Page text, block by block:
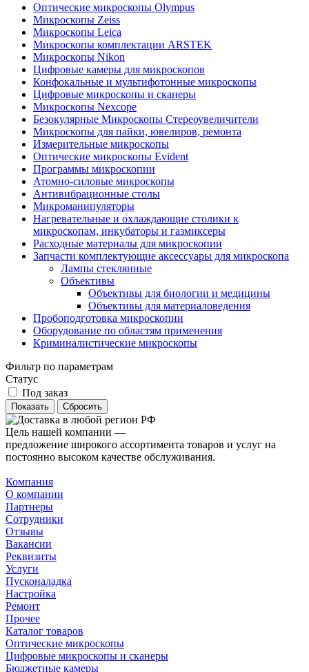
Оптические микроскопы Olympus
Микроскопы Zeiss
Микроскопы Leica
Микроскопы комплектации ARSTEK
Микроскопы Nikon
Цифровые камеры для микроскопов
Конфокальные и мультифотонные микроскопы
Цифровые микроскопы и сканеры
Микроскопы Nexcope
Безокулярные Микроскопы Стереоувеличители
Микроскопы для пайки, ювелиров, ремонта
Измерительные микроскопы
Оптические микроскопы Evident
Программы микроскопии
Атомно-силовые микроскопы
Антивибрационные столы
Микроманипуляторы
Нагревательные и охлаждающие столики к
микроскопам, инкубаторы и газмиксеры
Расходные материалы для микроскопии
Запчасти комплектующие аксессуары для микроскопа
Лампы стеклянные
Объективы
Объективы для биологии и медицины
Объективы для материаловедения
Пробоподготовка микроскопии
Оборудование по областям применения
Криминалистические микроскопы
Фильтр по параметрам
Статус
Под заказ
Сбросить
Цель нашей компании —
предложение широкого ассортимента товаров и услуг на
постоянно высоком качестве обслуживания.
Компания
О компании
Партнеры
Сотрудники
Отзывы
Вакансии
Реквизиты
Услуги
Пусконаладка
Настройка
Ремонт
Прочее
Каталог товаров
Оптические микроскопы
Цифровые микроскопы и сканеры
Бюджетные камеры